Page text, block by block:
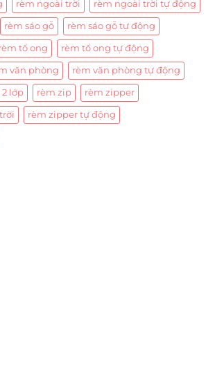
rèm ngoài trời rèm ngoài trời tự động
rèm sáo gỗ rèm sáo gỗ tự động
tổ ong rèm tổ ong tự động
văn phòng rèm văn phòng tự động
2 lớp rèm zip rèm zipper
rèm zipper tự động